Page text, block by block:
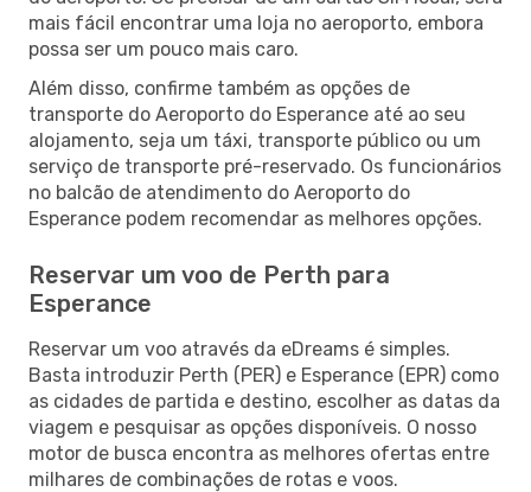
mais fácil encontrar uma loja no aeroporto, embora
possa ser um pouco mais caro.
Além disso, confirme também as opções de
transporte do Aeroporto do Esperance até ao seu
alojamento, seja um táxi, transporte público ou um
serviço de transporte pré-reservado. Os funcionários
no balcão de atendimento do Aeroporto do
Esperance podem recomendar as melhores opções.
Reservar um voo de Perth para
Esperance
Reservar um voo através da eDreams é simples.
Basta introduzir Perth (PER) e Esperance (EPR) como
as cidades de partida e destino, escolher as datas da
viagem e pesquisar as opções disponíveis. O nosso
motor de busca encontra as melhores ofertas entre
milhares de combinações de rotas e voos.